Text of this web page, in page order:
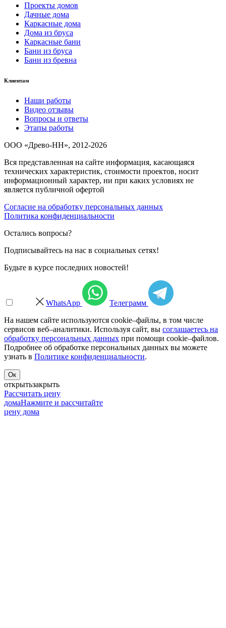
Проекты домов
Дачные дома
Каркасные дома
Дома из бруса
Каркасные бани
Бани из бруса
Бани из бревна
Клиентам
Наши работы
Видео отзывы
Вопросы и ответы
Этапы работы
ООО «Древо-НН», 2012-2026
Вся представленная на сайте информация, касающаяся
технических характеристик, стоимости проектов, носит
информационный характер, ни при каких условиях не
является публичной офертой
Согласие на обработку персональных данных
Политика конфиденциальности
Остались вопросы?
Подписывайтесь на нас в социальных сетях!
Будьте в курсе последних новостей!
WhatsApp
Телеграмм
На нашем сайте используются cookie–файлы, в том числе
сервисов веб–аналитики. Используя сайт, вы соглашаетесь на
обработку персональных данных при помощи cookie–файлов.
Подробнее об обработке персональных данных вы можете
узнать в Политике конфиденциальности.
Ок
открытьзакрыть
Рассчитать цену
домаНажмите и рассчитайте
цену дома